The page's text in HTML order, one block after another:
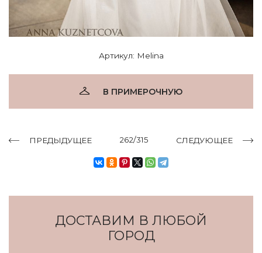
Артикул: Melina
В ПРИМЕРОЧНУЮ
ПРЕДЫДУЩЕЕ 262/315 СЛЕДУЮЩЕЕ
ДОСТАВИМ В ЛЮБОЙ
ГОРОД